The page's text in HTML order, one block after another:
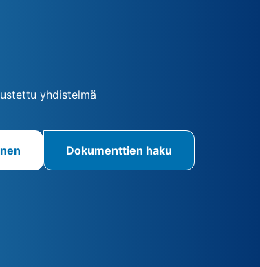
yhdistelmä
Dokumenttien haku